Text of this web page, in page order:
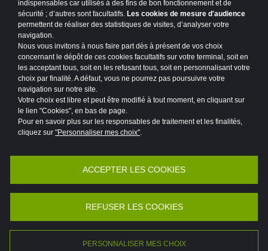
Politique de protection des données
Politique de divulgation de vulnérabilités Risques de fraude
indispensables car utilisés à des fins de bon fonctionnement et de
sécurité ; d’autres sont facultatifs. Les cookies de mesure d'audience
permettent de réaliser des statistiques de visites, d’analyser votre
navigation.
Nous vous invitons à nous faire part dès à présent de vos choix
concernant le dépôt de ces cookies facultatifs sur votre terminal, soit en
les acceptant tous, soit en les refusant tous, soit en personnalisant votre
choix par finalité. A défaut, vous ne pourrez pas poursuivre votre
navigation sur notre site.
Votre choix est libre et peut être modifié à tout moment, en cliquant sur
le lien "Cookies", en bas de page.
Pour en savoir plus sur les responsables de traitement et les finalités,
cliquez sur "Personnaliser mes choix".
ACCEPTER LES COOKIES
REFUSER LES COOKIES
PERSONNALISER MES CHOIX